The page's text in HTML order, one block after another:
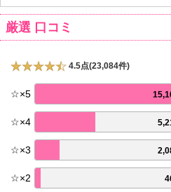
厳選 口コミ
4.5点(23,084件)
☆×5
☆×4
☆×3
☆×2